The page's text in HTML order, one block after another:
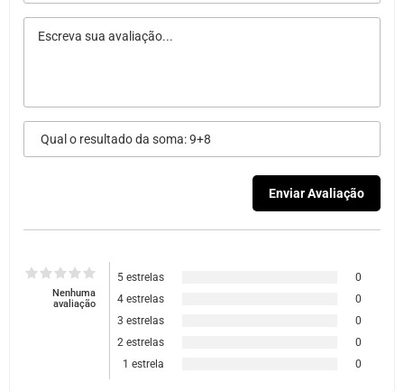
Nenhuma
avaliação
5 estrelas
0
4 estrelas
0
3 estrelas
0
2 estrelas
0
1 estrela
0